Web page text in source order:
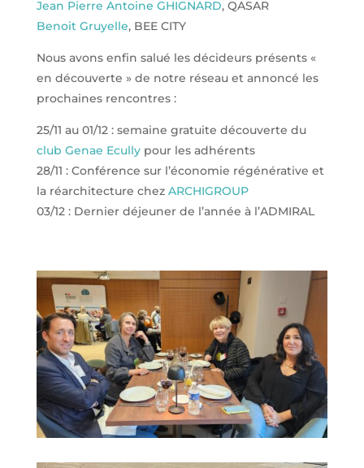
Jean Pierre Antoine GHIGNARD, QASAR
Benoit Gruyelle, BEE CITY
Nous avons enfin salué les décideurs présents «
en découverte » de notre réseau et annoncé les
prochaines rencontres :
25/11 au 01/12 : semaine gratuite découverte du
club Genae Ecullypour les adhérents
28/11 : Conférence sur l’économie régénérative et
la réarchitecture chez ARCHIGROUP
03/12 : Dernier déjeuner de l’année à l’ADMIRAL